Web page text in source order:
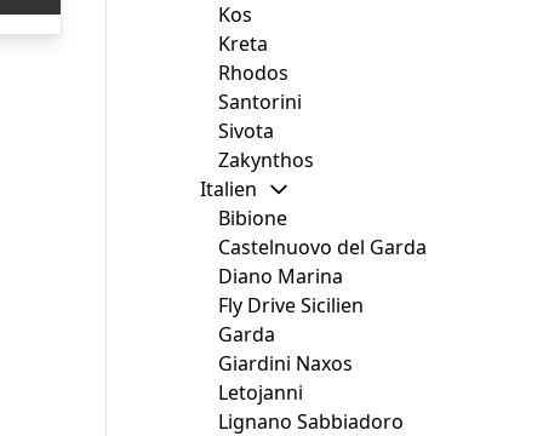
kr. 4.231,00.
Kos
Kreta
Rhodos
Santorini
Sivota
Zakynthos
Italien
Bibione
Castelnuovo del Garda
Diano Marina
Fly Drive Sicilien
Garda
Giardini Naxos
Letojanni
Lignano Sabbiadoro